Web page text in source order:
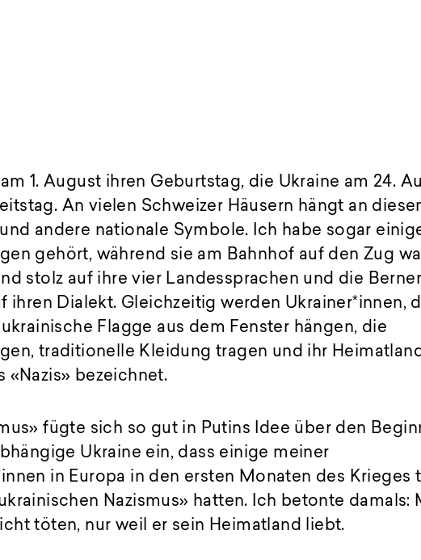
1. August ihren Geburtstag, die Ukraine am 24.
An vielen Schweizer Häusern hängt an
andere nationale Symbole. Ich habe sogar
gehört, während sie am Bahnhof auf den Zug
stolz auf ihre vier Landessprachen und die
ihren Dialekt. Gleichzeitig werden Ukrainer*innen,
Flagge aus dem Fenster hängen, die
traditionelle Kleidung tragen und ihr
«Nazis» bezeichnet.
fügte sich so gut in Putins Idee über den
Ukraine ein, dass einige meiner
in Europa in den ersten Monaten des Krieges
Nazismus» hatten. Ich betonte damals:
töten, nur weil er sein Heimatland liebt.